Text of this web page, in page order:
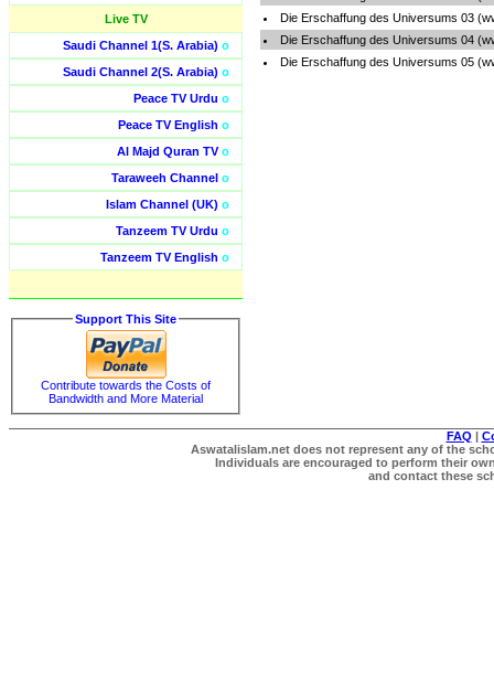
Live TV
Saudi Channel 1(S. Arabia) o
Saudi Channel 2(S. Arabia) o
Peace TV Urdu o
Peace TV English o
Al Majd Quran TVo
Taraweeh Channel o
Islam Channel (UK) o
Tanzeem TV Urdu o
Tanzeem TV English o
Support This Site
Contribute towards the Costs of
Bandwidth and More Material
Die Erschaffung des Universums 03
Die Erschaffung des Universums 04
Die Erschaffung des Universums 05
FAQ |
Aswatalislam.net does not represent any of the
Individuals are encouraged to perform their
and contact these